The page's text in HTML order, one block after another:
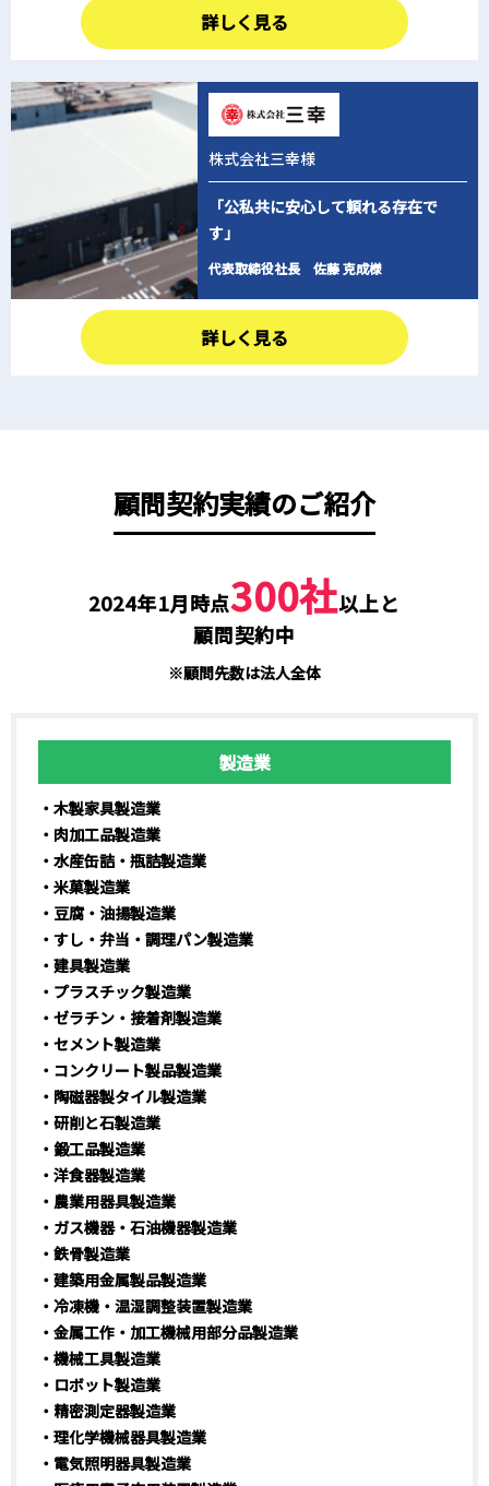
詳しく見る
株式会社三幸様
「公私共に安心して頼れる存在で
す」
代表取締役社長 佐藤 克成様
詳しく見る
顧問契約実績のご紹介
2024年1月時点300社以上と
顧問契約中
※顧問先数は法人全体
製造業
・木製家具製造業
・肉加工品製造業
・水産缶詰・瓶詰製造業
・米菓製造業
・豆腐・油揚製造業
・すし・弁当・調理パン製造業
・建具製造業
・プラスチック製造業
・ゼラチン・接着剤製造業
・セメント製造業
・コンクリート製品製造業
・陶磁器製タイル製造業
・研削と石製造業
・鍛工品製造業
・洋食器製造業
・農業用器具製造業
・ガス機器・石油機器製造業
・鉄骨製造業
・建築用金属製品製造業
・冷凍機・温湿調整装置製造業
・金属工作・加工機械用部分品製造業
・機械工具製造業
・ロボット製造業
・精密測定器製造業
・理化学機械器具製造業
・電気照明器具製造業